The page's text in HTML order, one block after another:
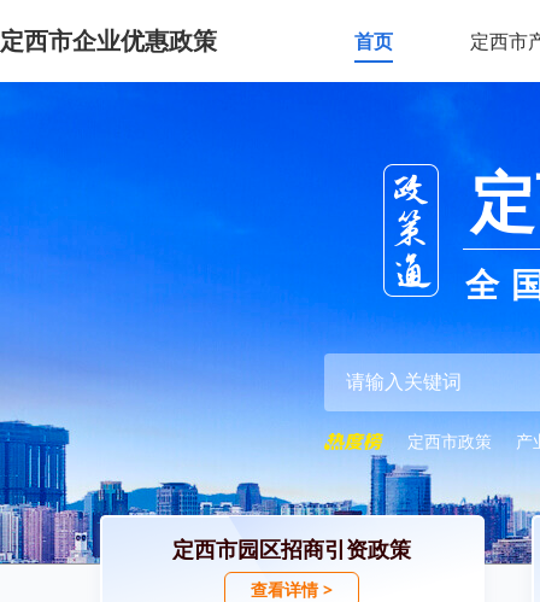
定西市企业优惠政策 首页 定西市
全
定西市政策 产
定西市园区招商引资政策
查看详情 >